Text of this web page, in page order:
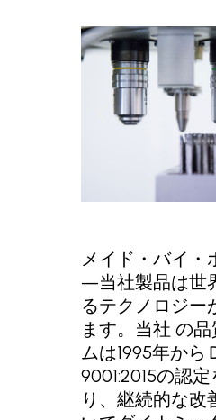
メイド・バイ・
—当社製品は世
るテクノロジー
ます。当社 の
ムは1995年から
9001:2015の認
り、継続的な改